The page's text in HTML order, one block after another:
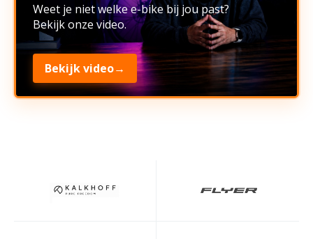
Weet je niet welke e-bike bij jou past?
Bekijk onze video.
Bekijk video→